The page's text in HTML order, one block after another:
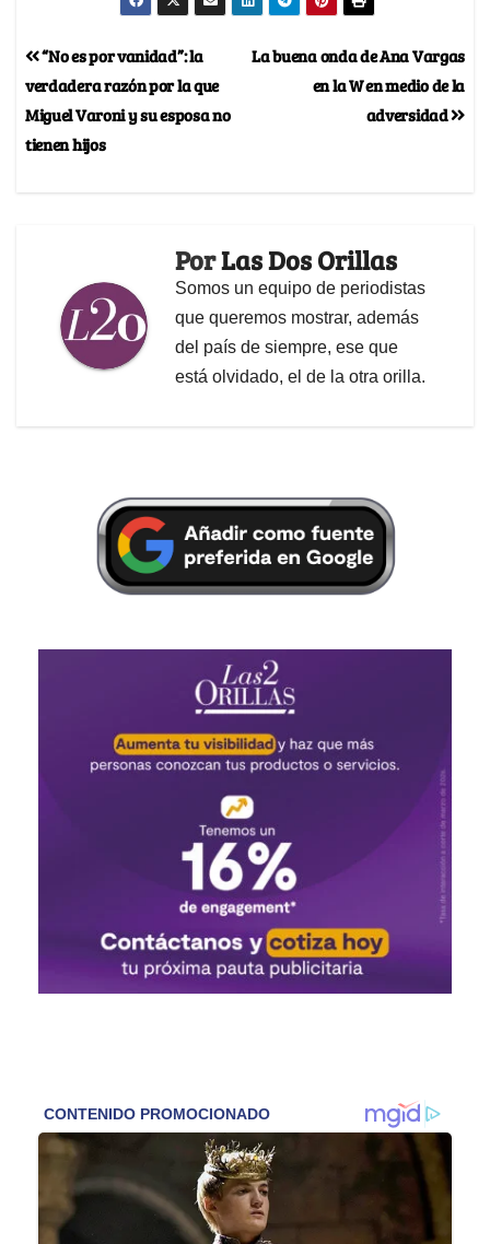
La buena onda de Ana Vargas
en la W en medio de la
adversidad
“No es por vanidad”: la
verdadera razón por la que
Miguel Varoni y su esposa no
tienen hijos
PorLas Dos Orillas
Somos un equipo de periodistas
que queremos mostrar, además
del país de siempre, ese que
está olvidado, el de la otra orilla.